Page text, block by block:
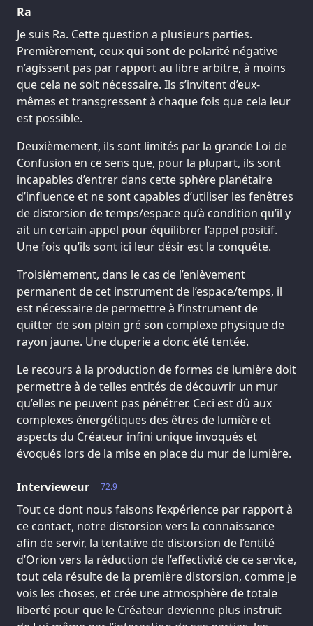
Ra
Je suis Ra. Cette question a plusieurs parties.
Premièrement, ceux qui sont de polarité négative
n’agissent pas par rapport au libre arbitre, à moins
que cela ne soit nécessaire. Ils s’invitent d’eux-
mêmes et transgressent à chaque fois que cela leur
est possible.
Deuxièmement, ils sont limités par la grande Loi de
Confusion en ce sens que, pour la plupart, ils sont
incapables d’entrer dans cette sphère planétaire
d’influence et ne sont capables d’utiliser les fenêtres
de distorsion de temps/espace qu’à condition qu’il y
ait un certain appel pour équilibrer l’appel positif.
Une fois qu’ils sont ici leur désir est la conquête.
Troisièmement, dans le cas de l’enlèvement
permanent de cet instrument de l’espace/temps, il
est nécessaire de permettre à l’instrument de
quitter de son plein gré son complexe physique de
rayon jaune. Une duperie a donc été tentée.
Le recours à la production de formes de lumière doit
permettre à de telles entités de découvrir un mur
qu’elles ne peuvent pas pénétrer. Ceci est dû aux
complexes énergétiques des êtres de lumière et
aspects du Créateur infini unique invoqués et
évoqués lors de la mise en place du mur de lumière.
72.9
Intervieweur
Tout ce dont nous faisons l’expérience par rapport à
ce contact, notre distorsion vers la connaissance
afin de servir, la tentative de distorsion de l’entité
d’Orion vers la réduction de l’effectivité de ce service,
tout cela résulte de la première distorsion, comme je
vois les choses, et crée une atmosphère de totale
liberté pour que le Créateur devienne plus instruit